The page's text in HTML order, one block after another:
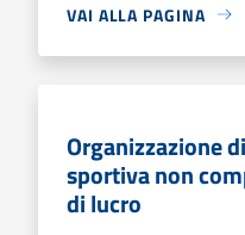
VAI ALLA PAGINA
Organizzazione
sportiva non
di lucro